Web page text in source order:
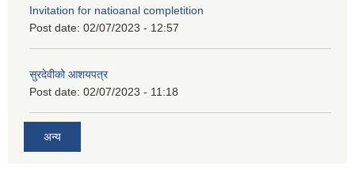
Invitation for natioanal completition
Post date: 02/07/2023 - 12:57
सुरदेवीको आशयपत्र
Post date: 02/07/2023 - 11:18
अन्य